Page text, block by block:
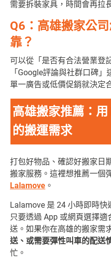
需要拆裝家具，時間會再拉
Q6：高雄搬家公
靠？
可以從「是否有合法營業登
「Google評論與社群口碑
單一廣告或低價促銷就決定
高雄搬家推薦：
的搬運需求
打包好物品、確認好搬家日
搬家服務。這裡想推薦一個
Lalamove 。
Lalamove 是 24 小時即時快
只要透過 App 或網頁選擇
送。如果你在高雄的搬家需
送、或需要彈性叫車的配送
忙。